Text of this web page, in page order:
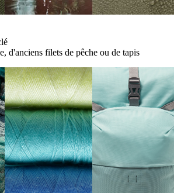
d'anciens filets de pêche ou de tapis